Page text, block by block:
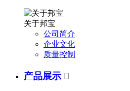
关于邦宝
公司简介
企业文化
质量控制
产品展示 